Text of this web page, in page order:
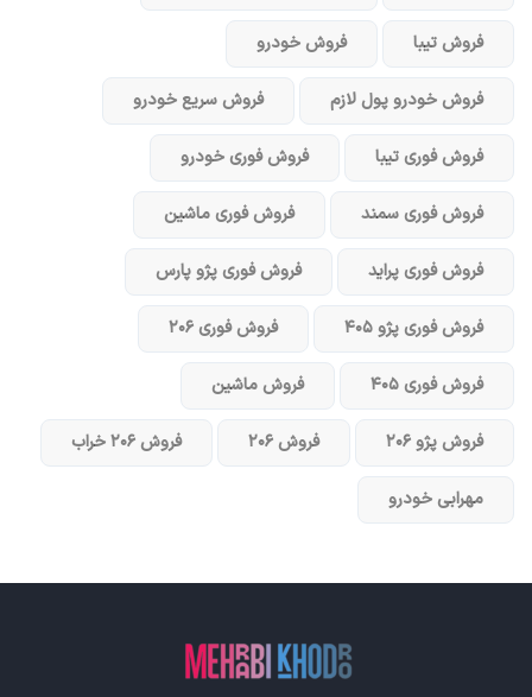
فروش تیبا فروش خودرو
فروش خودرو پول لازم فروش سریع خودرو
فروش فوری تیبا فروش فوری خودرو
فروش فوری سمند فروش فوری ماشین
فروش فوری پراید فروش فوری پژو پارس
فروش فوری پژو ۴۰۵ فروش فوری ۲۰۶
فروش فوری ۴۰۵ فروش ماشین
فروش پژو ۲۰۶ فروش ۲۰۶ فروش ۲۰۶ خراب
مهرابی خودرو